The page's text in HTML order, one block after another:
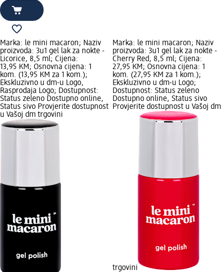
Marka: le mini macaron; Naziv
proizvoda: 3u1 gel lak za nokte -
Licorice, 8,5 ml; Cijena:
13,95 KM; Osnovna cijena: 1
kom. (13,95 KM za 1 kom.);
Ekskluzivno u dm-u Logo,
Rasprodaja Logo; Dostupnost:
Status zeleno Dostupno online,
Status sivo Provjerite dostupnost
u Vašoj dm trgovini
Marka: le mini macaron; Naziv
proizvoda: 3u1 gel lak za nokte -
Cherry Red, 8,5 ml; Cijena:
27,95 KM; Osnovna cijena: 1
kom. (27,95 KM za 1 kom.);
Ekskluzivno u dm-u Logo;
Dostupnost: Status zeleno
Dostupno online, Status sivo
Provjerite dostupnost u Vašoj dm
trgovini